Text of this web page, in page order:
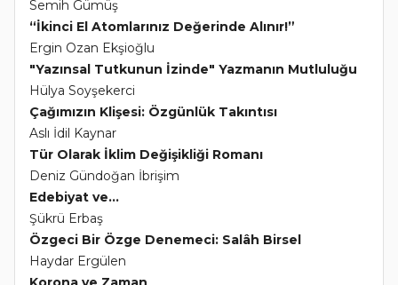
Semih Gümüş
“İkinci El Atomlarınız Değerinde Alınır!”
Ergin Ozan Ekşioğlu
"Yazınsal Tutkunun İzinde" Yazmanın Mutluluğu
Hülya Soyşekerci
Çağımızın Klişesi: Özgünlük Takıntısı
Aslı İdil Kaynar
Tür Olarak İklim Değişikliği Romanı
Deniz Gündoğan İbrişim
Edebiyat ve...
Şükrü Erbaş
Özgeci Bir Özge Denemeci: Salâh Birsel
Haydar Ergülen